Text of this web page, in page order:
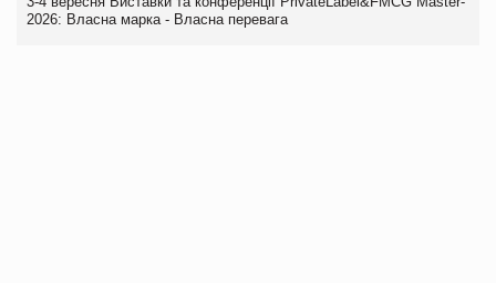
2026: Власна марка - Власна перевага